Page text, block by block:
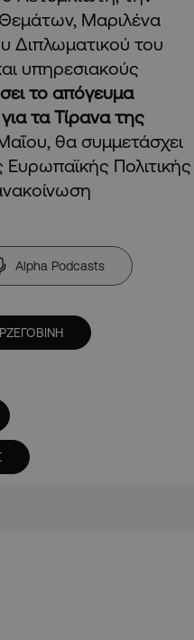
Μαριλένα
Διπλωματικού του
υπηρεσιακούς
το απόγευμα
τα Τίρανα της
θα συμμετάσχει
Πολιτικής
Alpha Podcasts